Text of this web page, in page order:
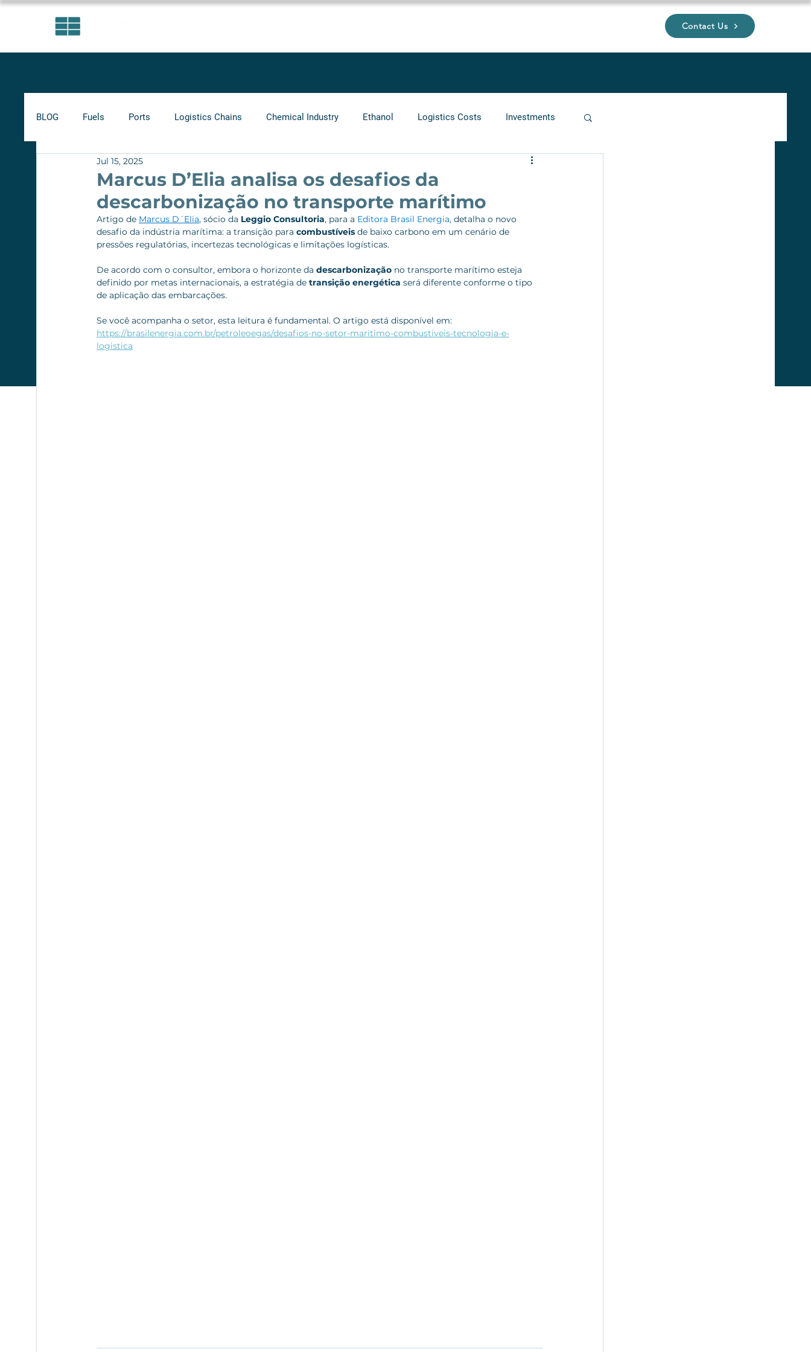
Contact Us
BLOG Fuels Ports Logistics Chains Chemical Industry Ethanol Logistics Costs Investments
Indicators Minimum Frete Infrastructure
Railways
Marcus D’Elia analisa os desafios da
descarbonização no transporte marítimo
Jul 15, 2025
Artigo de Marcus D´Elia, sócio da Leggio Consultoria, para a Editora Brasil Energia, detalha o novo
desafio da indústria marítima: a transição para combustíveis de baixo carbono em um cenário de
pressões regulatórias, incertezas tecnológicas e limitações logísticas.
De acordo com o consultor, embora o horizonte da descarbonização no transporte marítimo esteja
definido por metas internacionais, a estratégia de transição energética será diferente conforme o tipo
de aplicação das embarcações.
Se você acompanha o setor, esta leitura é fundamental. O artigo está disponível em:
https://brasilenergia.com.br/petroleoegas/desafios-no-setor-maritimo-combustiveis-tecnologia-e-
logistica